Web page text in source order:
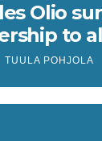
Olio
to
TUULA POHJOLA